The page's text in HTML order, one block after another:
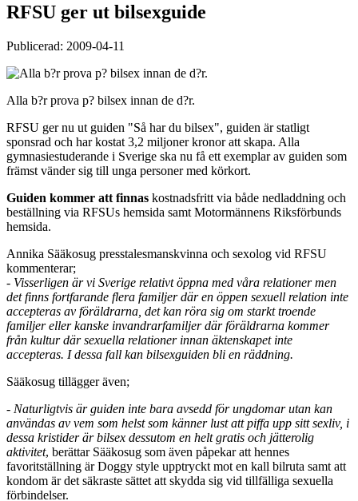
RFSU ger ut bilsexguide
Publicerad: 2009-04-11
Alla b?r prova p? bilsex innan de d?r.
RFSU ger nu ut guiden "Så har du bilsex", guiden är statligt
sponsrad och har kostat 3,2 miljoner kronor att skapa. Alla
gymnasiestuderande i Sverige ska nu få ett exemplar av guiden som
främst vänder sig till unga personer med körkort.
Guiden kommer att finnas kostnadsfritt via både nedladdning och
beställning via RFSUs hemsida samt Motormännens Riksförbunds
hemsida.
Annika Sääkosug presstalesmanskvinna och sexolog vid RFSU
kommenterar;
- Visserligen är vi Sverige relativt öppna med våra relationer men
det finns fortfarande flera familjer där en öppen sexuell relation inte
accepteras av föräldrarna, det kan röra sig om starkt troende
familjer eller kanske invandrarfamiljer där föräldrarna kommer
från kultur där sexuella relationer innan äktenskapet inte
accepteras. I dessa fall kan bilsexguiden bli en räddning.
Sääkosug tillägger även;
- Naturligtvis är guiden inte bara avsedd för ungdomar utan kan
användas av vem som helst som känner lust att piffa upp sitt sexliv, i
dessa kristider är bilsex dessutom en helt gratis och jätterolig
aktivitet, berättar Sääkosug som även påpekar att hennes
favoritställning är Doggy style upptryckt mot en kall bilruta samt att
kondom är det säkraste sättet att skydda sig vid tillfälliga sexuella
förbindelser.